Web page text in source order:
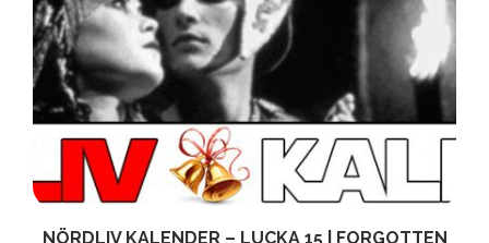
NÖRDLIV KALENDER – LUCKA 15 | FORGOTTEN